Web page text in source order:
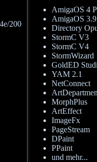
200
AmigaOS 4
AmigaOS 3.9
Directory
StormC V3
StormC V4
StormWizard
GoldED
YAM 2.1
NetConnect
MorphPlus
ArtEffect
ImageFx
PageStream
DPaint
PPaint
und mehr...